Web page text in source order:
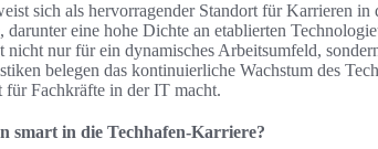
sich als hervorragender Standort für Karrieren
, darunter eine hohe Dichte an etablierten
nicht nur für ein dynamisches Arbeitsumfeld,
belegen das kontinuierliche Wachstum des
für Fachkräfte in der IT macht.
smart in die Techhafen-Karriere?